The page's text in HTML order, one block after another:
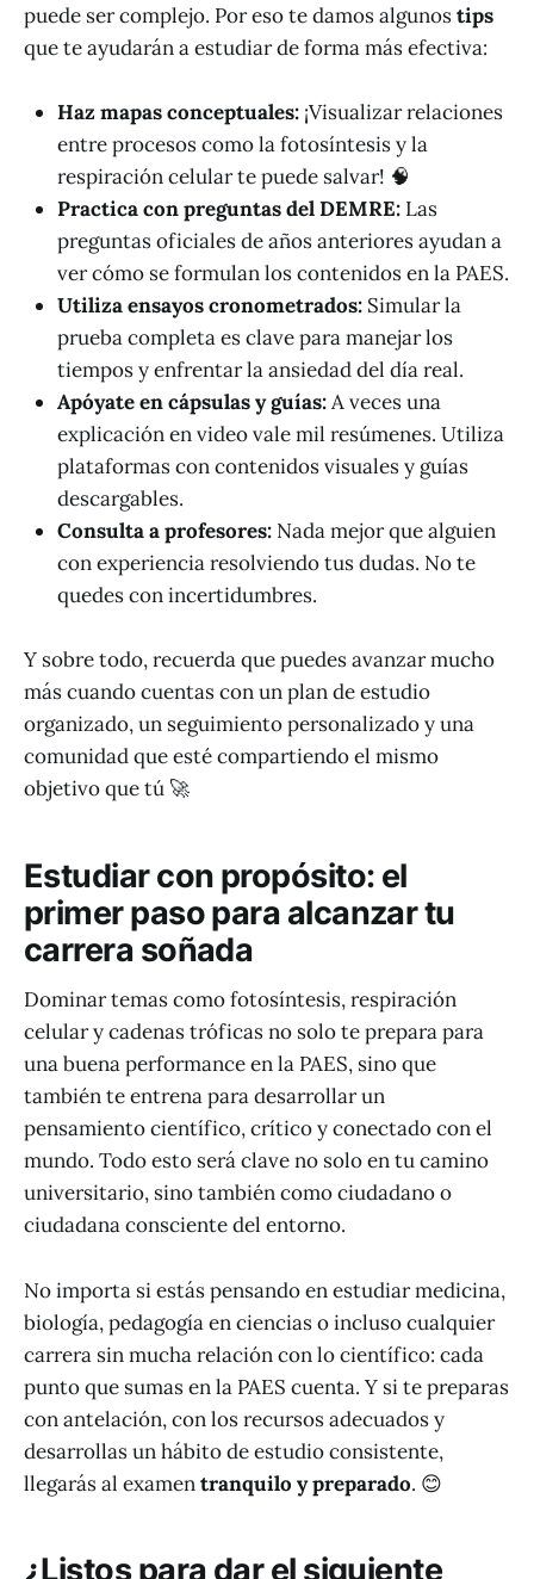
puede ser complejo. Por eso te damos algunostips
que te ayudarán a estudiar de forma más efectiva:
Haz mapas conceptuales: ¡Visualizar relaciones
entre procesos como la fotosíntesis y la
respiración celular te puede salvar! 🧠
Practica con preguntas del DEMRE: Las
preguntas oficiales de años anteriores ayudan a
ver cómo se formulan los contenidos en la PAES.
Utiliza ensayos cronometrados: Simular la
prueba completa es clave para manejar los
tiempos y enfrentar la ansiedad del día real.
Apóyate en cápsulas y guías:A veces una
explicación en video vale mil resúmenes. Utiliza
plataformas con contenidos visuales y guías
descargables.
Consulta a profesores: Nada mejor que alguien
con experiencia resolviendo tus dudas. No te
quedes con incertidumbres.
Y sobre todo, recuerda que puedes avanzar mucho
más cuando cuentas con un plan de estudio
organizado, un seguimiento personalizado y una
comunidad que esté compartiendo el mismo
objetivo que tú 🚀
Estudiar con propósito: el
primer paso para alcanzar tu
carrera soñada
Dominar temas como fotosíntesis, respiración
celular y cadenas tróficas no solo te prepara para
una buena performance en la PAES, sino que
también te entrena para desarrollar un
pensamiento científico, crítico y conectado con el
mundo. Todo esto será clave no solo en tu camino
universitario, sino también como ciudadano o
ciudadana consciente del entorno.
No importa si estás pensando en estudiar medicina,
biología, pedagogía en ciencias o incluso cualquier
carrera sin mucha relación con lo científico: cada
punto que sumas en la PAES cuenta. Y si te preparas
con antelación, con los recursos adecuados y
desarrollas un hábito de estudio consistente,
llegarás al examentranquilo y preparado. 😊
¿Listos para dar el siguiente